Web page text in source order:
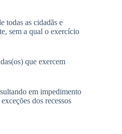
todas as cidadãs e
sem a qual o exercício
que exercem
em impedimento
dos recessos